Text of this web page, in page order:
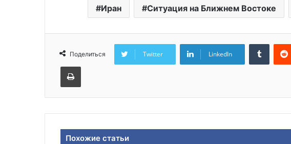
Иран Ситуация на Ближнем Востоке
Поделиться Twitter LinkedIn
Tumblr
Печатать
Похожие статьи